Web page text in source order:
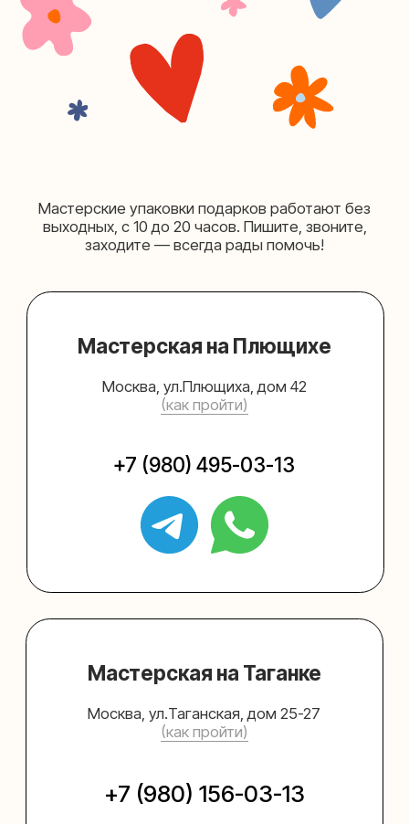
Москва, ул.Таганская, дом 25-27
(как пройти)
Мастерская на Таганке
+7 (980) 156-03-13
Sospeso wrap
О нас
В личный кабинет